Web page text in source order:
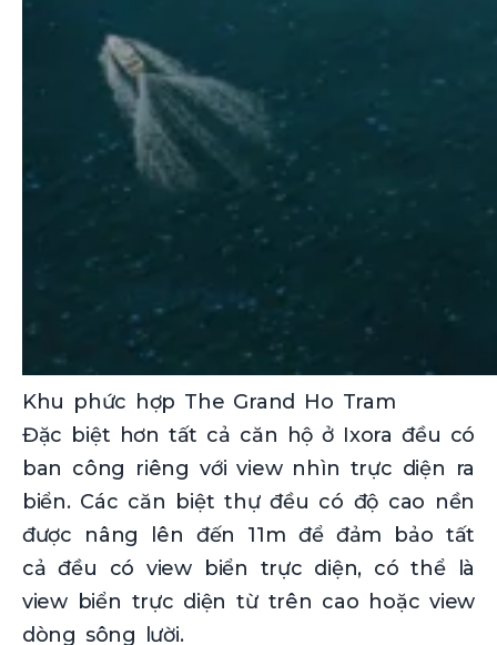
Khu phức hợp The Grand Ho Tram
Đặc biệt hơn tất cả căn hộ ở Ixora đều có
ban công riêng với view nhìn trực diện ra
biển. Các căn biệt thự đều có độ cao nền
được nâng lên đến 11m để đảm bảo tất
cả đều có view biển trực diện, có thể là
view biển trực diện từ trên cao hoặc view
dòng sông lười.